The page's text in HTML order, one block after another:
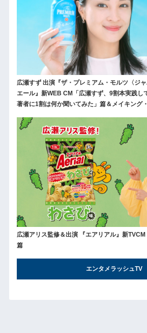
広瀬すず 出演『ザ・プレミアム・モルツ〈ジ
エール』新WEB CM「広瀬すず、9割本実践し
著者に1割は何か聞いてみた」篇＆メイキング
広瀬アリス監修＆出演 『エアリアル』新TVCM
篇
エンタメラッシュTV